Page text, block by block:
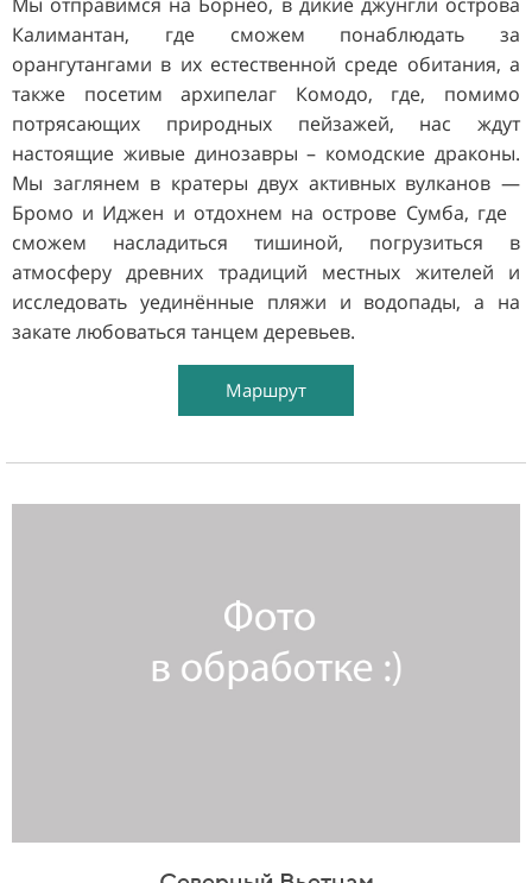
Калимантан, где сможем понаблюдать за
орангутангами в их естественной среде обитания, а
также посетим архипелаг Комодо, где, помимо
потрясающих природных пейзажей, нас ждут
настоящие живые динозавры – комодские драконы.
Мы заглянем в кратеры двух активных вулканов —
Бромо и Иджен и отдохнем на острове Сумба, где
сможем насладиться тишиной, погрузиться в
атмосферу древних традиций местных жителей и
исследовать уединённые пляжи и водопады, а на
закате любоваться танцем деревьев.
Маршрут